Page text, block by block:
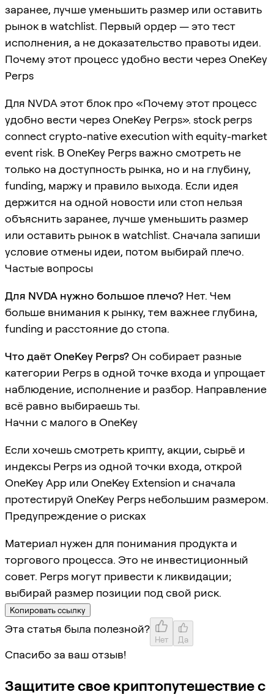
заранее, лучше уменьшить размер или оставить
рынок в watchlist. Первый ордер — это тест
исполнения, а не доказательство правоты идеи.
Почему этот процесс удобно вести через OneKey
Perps
Для NVDA этот блок про «Почему этот процесс
удобно вести через OneKey Perps». stock perps
connect crypto-native execution with equity-market
event risk. В OneKey Perps важно смотреть не
только на доступность рынка, но и на глубину,
funding, маржу и правило выхода. Если идея
держится на одной новости или стоп нельзя
объяснить заранее, лучше уменьшить размер
или оставить рынок в watchlist. Сначала запиши
условие отмены идеи, потом выбирай плечо.
Частые вопросы
Для NVDA нужно большое плечо? Нет. Чем
больше внимания к рынку, тем важнее глубина,
funding и расстояние до стопа.
Что даёт OneKey Perps?Он собирает разные
категории Perps в одной точке входа и упрощает
наблюдение, исполнение и разбор. Направление
всё равно выбираешь ты.
Начни с малого в OneKey
Если хочешь смотреть крипту, акции, сырьё и
индексы Perps из одной точки входа, открой
OneKey App или OneKey Extension и сначала
протестируй OneKey Perps небольшим размером.
Предупреждение о рисках
Материал нужен для понимания продукта и
торгового процесса. Это не инвестиционный
совет. Perps могут привести к ликвидации;
выбирай размер позиции под свой риск.
Копировать ссылку
Эта статья была полезной?
Нет Да
Спасибо за ваш отзыв!
Защитите свое криптопутешествие с